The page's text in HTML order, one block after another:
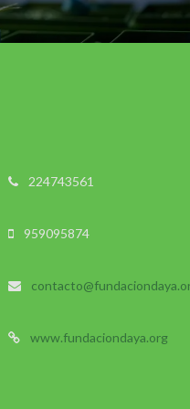
224743561
959095874
www.fundaciondaya.org